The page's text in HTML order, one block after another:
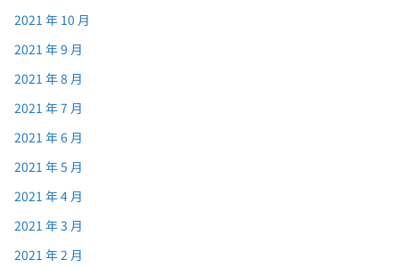
2021 年 10 月
2021 年 9 月
2021 年 8 月
2021 年 7 月
2021 年 6 月
2021 年 5 月
2021 年 4 月
2021 年 3 月
2021 年 2 月